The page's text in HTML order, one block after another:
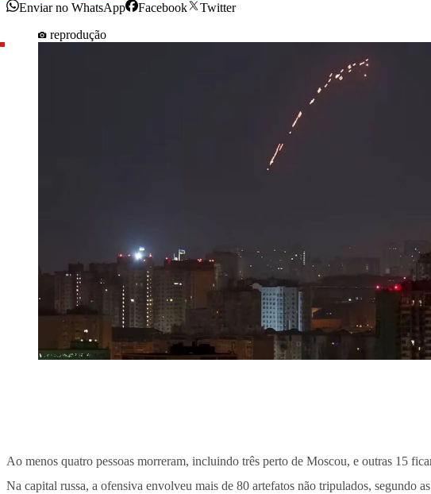
Enviar no WhatsApp Facebook
Twitter
reprodução
Ao menos quatro pessoas morreram, incluindo três perto de Moscou, e outras 15
Na capital russa, a ofensiva envolveu mais de 80 artefatos não tripulados, segundo